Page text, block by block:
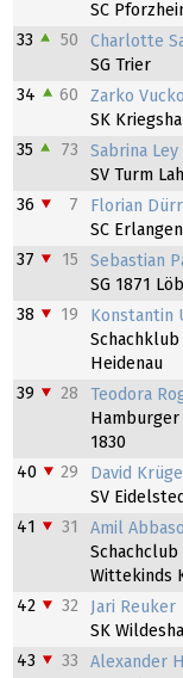
SC
33 50
Charlotte
SG Trier
34 60
Zarko
SK
35 73
Sabrina Ley
SV Turm
36 7
Florian Dürr
SC
37 15
Sebastian
SG 1871
38 19
Konstantin
Schachklub
Heidenau
39 28
Teodora
Hamburger
1830
40 29
David
SV
41 31
Amil
Schachclub
Wittekinds
42 32
Jari Reuker
SK
43 33
Alexander